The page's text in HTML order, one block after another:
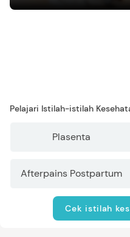
Pelajari Istilah-istilah
Plasenta
Afterpains Postpartum
Cek istilah